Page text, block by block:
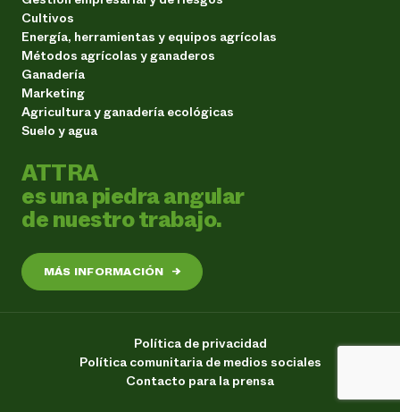
Cultivos
Energía, herramientas y equipos agrícolas
Métodos agrícolas y ganaderos
Ganadería
Marketing
Agricultura y ganadería ecológicas
Suelo y agua
ATTRA
es una piedra angular
de nuestro trabajo.
MÁS INFORMACIÓN →
Política de privacidad
Política comunitaria de medios sociales
Contacto para la prensa